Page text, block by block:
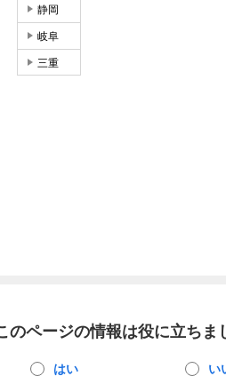
静岡
岐阜
三重
のページの情報は役に立ちま
はい い